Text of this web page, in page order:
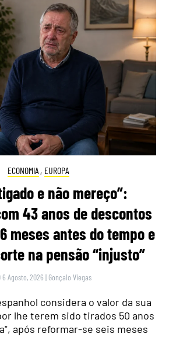
ECONOMIA , EUROPA
e não mereço”:
43 anos de descontos
meses antes do tempo e
na pensão “injusto”
6 Agosto, 2026 | Gonçalo Viegas
considera o valor da sua
lhe terem sido tirados 50 anos
após reformar-se seis meses